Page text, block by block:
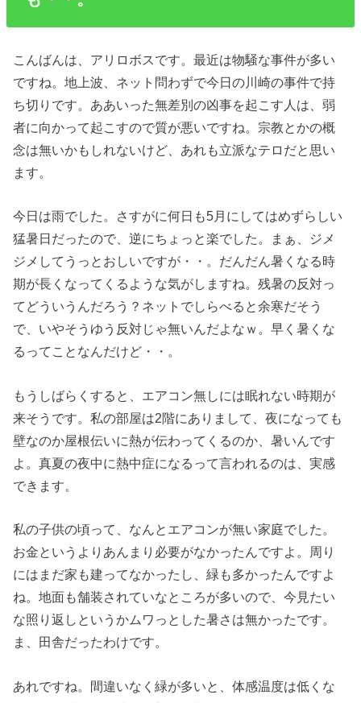
こんばんは、アリロボスです。最近は物騒な事件が多い
ですね。地上波、ネット問わずで今日の川崎の事件で持
ち切りです。ああいった無差別の凶事を起こす人は、弱
者に向かって起こすので質が悪いですね。宗教とかの概
念は無いかもしれないけど、あれも立派なテロだと思い
ます。
今日は雨でした。さすがに何日も5月にしてはめずらしい
猛暑日だったので、逆にちょっと楽でした。まぁ、ジメ
ジメしてうっとおしいですが・・。だんだん暑くなる時
期が長くなってくるような気がしますね。残暑の反対っ
てどういうんだろう？ネットでしらべると余寒だそう
で、いやそうゆう反対じゃ無いんだよなｗ。早く暑くな
るってことなんだけど・・。
もうしばらくすると、エアコン無しには眠れない時期が
来そうです。私の部屋は2階にありまして、夜になっても
壁なのか屋根伝いに熱が伝わってくるのか、暑いんです
よ。真夏の夜中に熱中症になるって言われるのは、実感
できます。
私の子供の頃って、なんとエアコンが無い家庭でした。
お金というよりあんまり必要がなかったんですよ。周り
にはまだ家も建ってなかったし、緑も多かったんですよ
ね。地面も舗装されていなところが多いので、今見たい
な照り返しというかムワっとした暑さは無かったです。
ま、田舎だったわけです。
あれですね。間違いなく緑が多いと、体感温度は低くな